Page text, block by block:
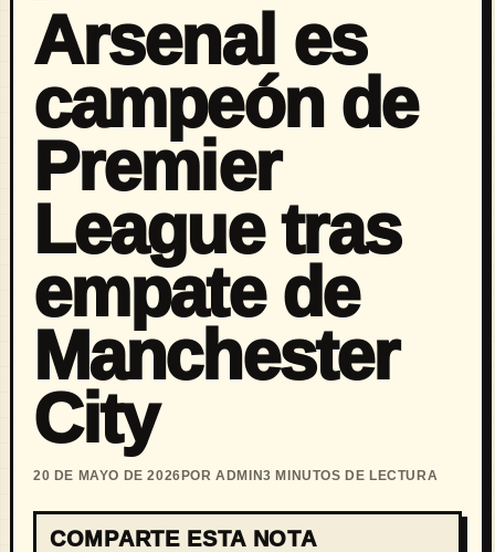
Arsenal es
campeón de
Premier
League tras
empate de
Manchester
City
20 DE MAYO DE 2026 POR ADMIN3 MINUTOS DE LECTURA
COMPARTE ESTA NOTA